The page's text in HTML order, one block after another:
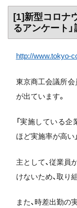
[1]新型コロナ
るアンケート
http://www.tokyo-
東京商工会議所
が出ています。
「実施している
ほど実施率が高い」
主として、従業員
けないため、取り
また、時差出勤の